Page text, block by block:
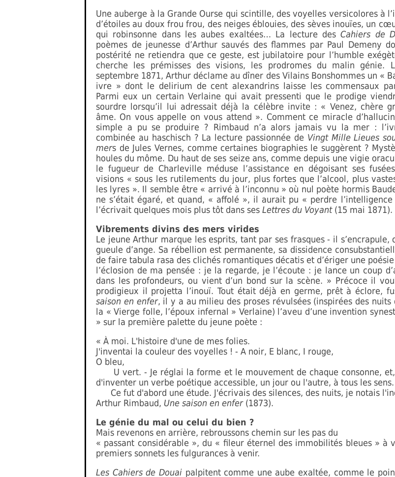
Une auberge à la Grande Ourse qui scintille, des voyelles versicolores à
d’étoiles au doux frou frou, des neiges éblouies, des sèves inouïes, un
qui robinsonne dans les aubes exaltées… La lecture desCahiers de
poèmes de jeunesse d’Arthur sauvés des flammes par Paul Demeny
postérité ne retiendra que ce geste, est jubilatoire pour l’humble
cherche les prémisses des visions, les prodromes du malin génie.
septembre 1871, Arthur déclame au dîner des Vilains Bonshommes un «
ivre » dont le delirium de cent alexandrins laisse les commensaux
Parmi eux un certain Verlaine qui avait pressenti que le prodige
sourdre lorsqu’il lui adressait déjà la célèbre invite : « Venez, chère
âme. On vous appelle on vous attend ». Comment ce miracle
simple a pu se produire ? Rimbaud n’a alors jamais vu la mer :
combinée au haschisch ? La lecture passionnée de Vingt Mille Lieues
mers de Jules Vernes, comme certaines biographies le suggèrent ?
houles du môme. Du haut de ses seize ans, comme depuis une vigie
le fugueur de Charleville méduse l’assistance en dégoisant ses
visions « sous les rutilements du jour, plus fortes que l’alcool, plus
les lyres ». Il semble être « arrivé à l’inconnu » où nul poète hormis
ne s’était égaré, et quand, « affolé », il aurait pu « perdre
l’écrivait quelques mois plus tôt dans ses Lettres du Voyant(15 mai 1871).
Vibrements divins des mers virides
Le jeune Arthur marque les esprits, tant par ses frasques - il
gueule d’ange. Sa rébellion est permanente, sa dissidence
de faire tabula rasa des clichés romantiques décatis et d’ériger une
l’éclosion de ma pensée : je la regarde, je l’écoute : je lance un coup
dans les profondeurs, ou vient d’un bond sur la scène. » Précoce il
prodigieux il projetta l’inouï. Tout était déjà en germe, prêt à éclore,
saison en enfer, il y a au milieu des proses révulsées (inspirées des nuits
la « Vierge folle, l’époux infernal » Verlaine) l’aveu d’une invention
» sur la première palette du jeune poète :
« À moi. L'histoire d'une de mes folies.
J'inventai la couleur des voyelles ! - A noir, E blanc, I rouge,
O bleu,
U vert. - Je réglai la forme et le mouvement de chaque consonne,
d'inventer un verbe poétique accessible, un jour ou l'autre, à tous les
Ce fut d'abord une étude. J'écrivais des silences, des nuits, je notais
Arthur Rimbaud, Une saison en enfer(1873).
Le génie du mal ou celui du bien ?
Mais revenons en arrière, rebroussons chemin sur les pas du
« passant considérable », du « fileur éternel des immobilités bleues » à
premiers sonnets les fulgurances à venir.
Les Cahiers de Douaipalpitent comme une aube exaltée, comme le